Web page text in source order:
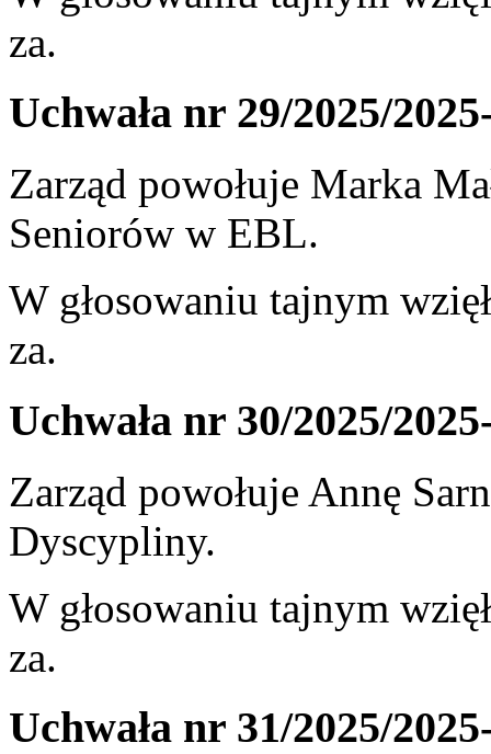
za.
Uchwała nr 29/2025/
Zarząd powołuje Marka
Seniorów w EBL.
W głosowaniu tajnym
za.
Uchwała nr 30/2025/
Zarząd powołuje Annę
Dyscypliny.
W głosowaniu tajnym
za.
Uchwała nr 31/2025/